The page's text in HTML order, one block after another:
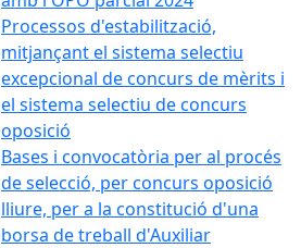
Processos d'estabilització,
mitjançant el sistema selectiu
excepcional de concurs de mèrits i
el sistema selectiu de concurs
oposició
Bases i convocatòria per al procés
de selecció, per concurs oposició
lliure, per a la constitució d'una
borsa de treball d'Auxiliar